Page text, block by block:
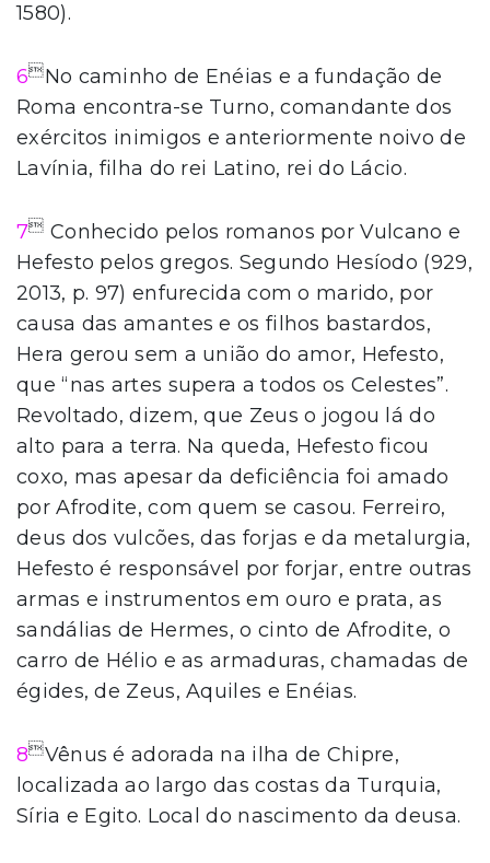
1580).
6No caminho de Enéias e a fundação de
Roma encontra-se Turno, comandante dos
exércitos inimigos e anteriormente noivo de
Lavínia, filha do rei Latino, rei do Lácio.
7 Conhecido pelos romanos por Vulcano e
Hefesto pelos gregos. Segundo Hesíodo (929,
2013, p. 97) enfurecida com o marido, por
causa das amantes e os filhos bastardos,
Hera gerou sem a união do amor, Hefesto,
que “nas artes supera a todos os Celestes”.
Revoltado, dizem, que Zeus o jogou lá do
alto para a terra. Na queda, Hefesto ficou
coxo, mas apesar da deficiência foi amado
por Afrodite, com quem se casou. Ferreiro,
deus dos vulcões, das forjas e da metalurgia,
Hefesto é responsável por forjar, entre outras
armas e instrumentos em ouro e prata, as
sandálias de Hermes, o cinto de Afrodite, o
carro de Hélio e as armaduras, chamadas de
égides, de Zeus, Aquiles e Enéias.
8Vênus é adorada na ilha de Chipre,
localizada ao largo das costas da Turquia,
Síria e Egito. Local do nascimento da deusa.